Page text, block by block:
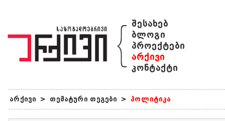
{ შესახებ
ბლოგი
პროექტები
არქივი
კონტაქტი
არქივი > თემატური თეგები > პოლიტიკა